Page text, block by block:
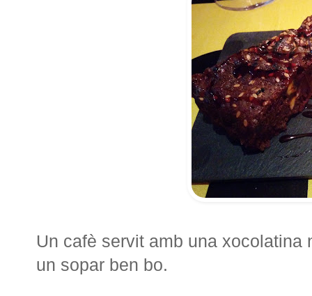
Un cafè servit amb una xocolatina
un sopar ben bo.